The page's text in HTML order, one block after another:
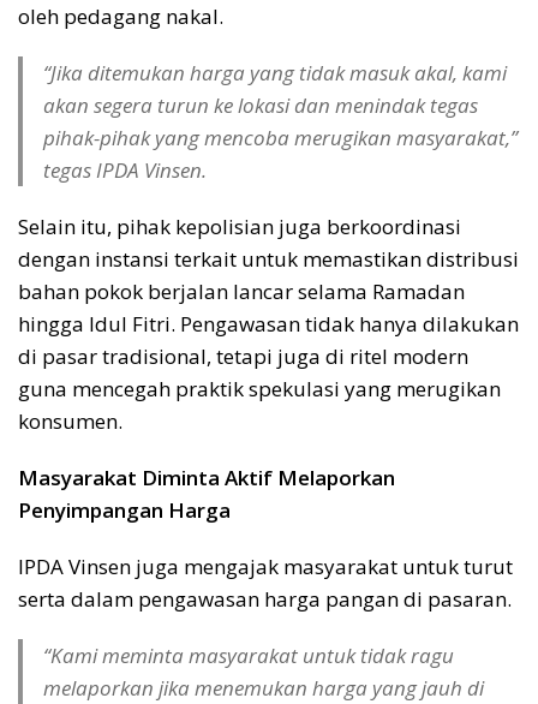
oleh pedagang nakal.
“Jika ditemukan harga yang tidak masuk akal, kami
akan segera turun ke lokasi dan menindak tegas
pihak-pihak yang mencoba merugikan masyarakat,”
tegas IPDA Vinsen.
Selain itu, pihak kepolisian juga berkoordinasi
dengan instansi terkait untuk memastikan distribusi
bahan pokok berjalan lancar selama Ramadan
hingga Idul Fitri. Pengawasan tidak hanya dilakukan
di pasar tradisional, tetapi juga di ritel modern
guna mencegah praktik spekulasi yang merugikan
konsumen.
Masyarakat Diminta Aktif Melaporkan
Penyimpangan Harga
IPDA Vinsen juga mengajak masyarakat untuk turut
serta dalam pengawasan harga pangan di pasaran.
“Kami meminta masyarakat untuk tidak ragu
melaporkan jika menemukan harga yang jauh di